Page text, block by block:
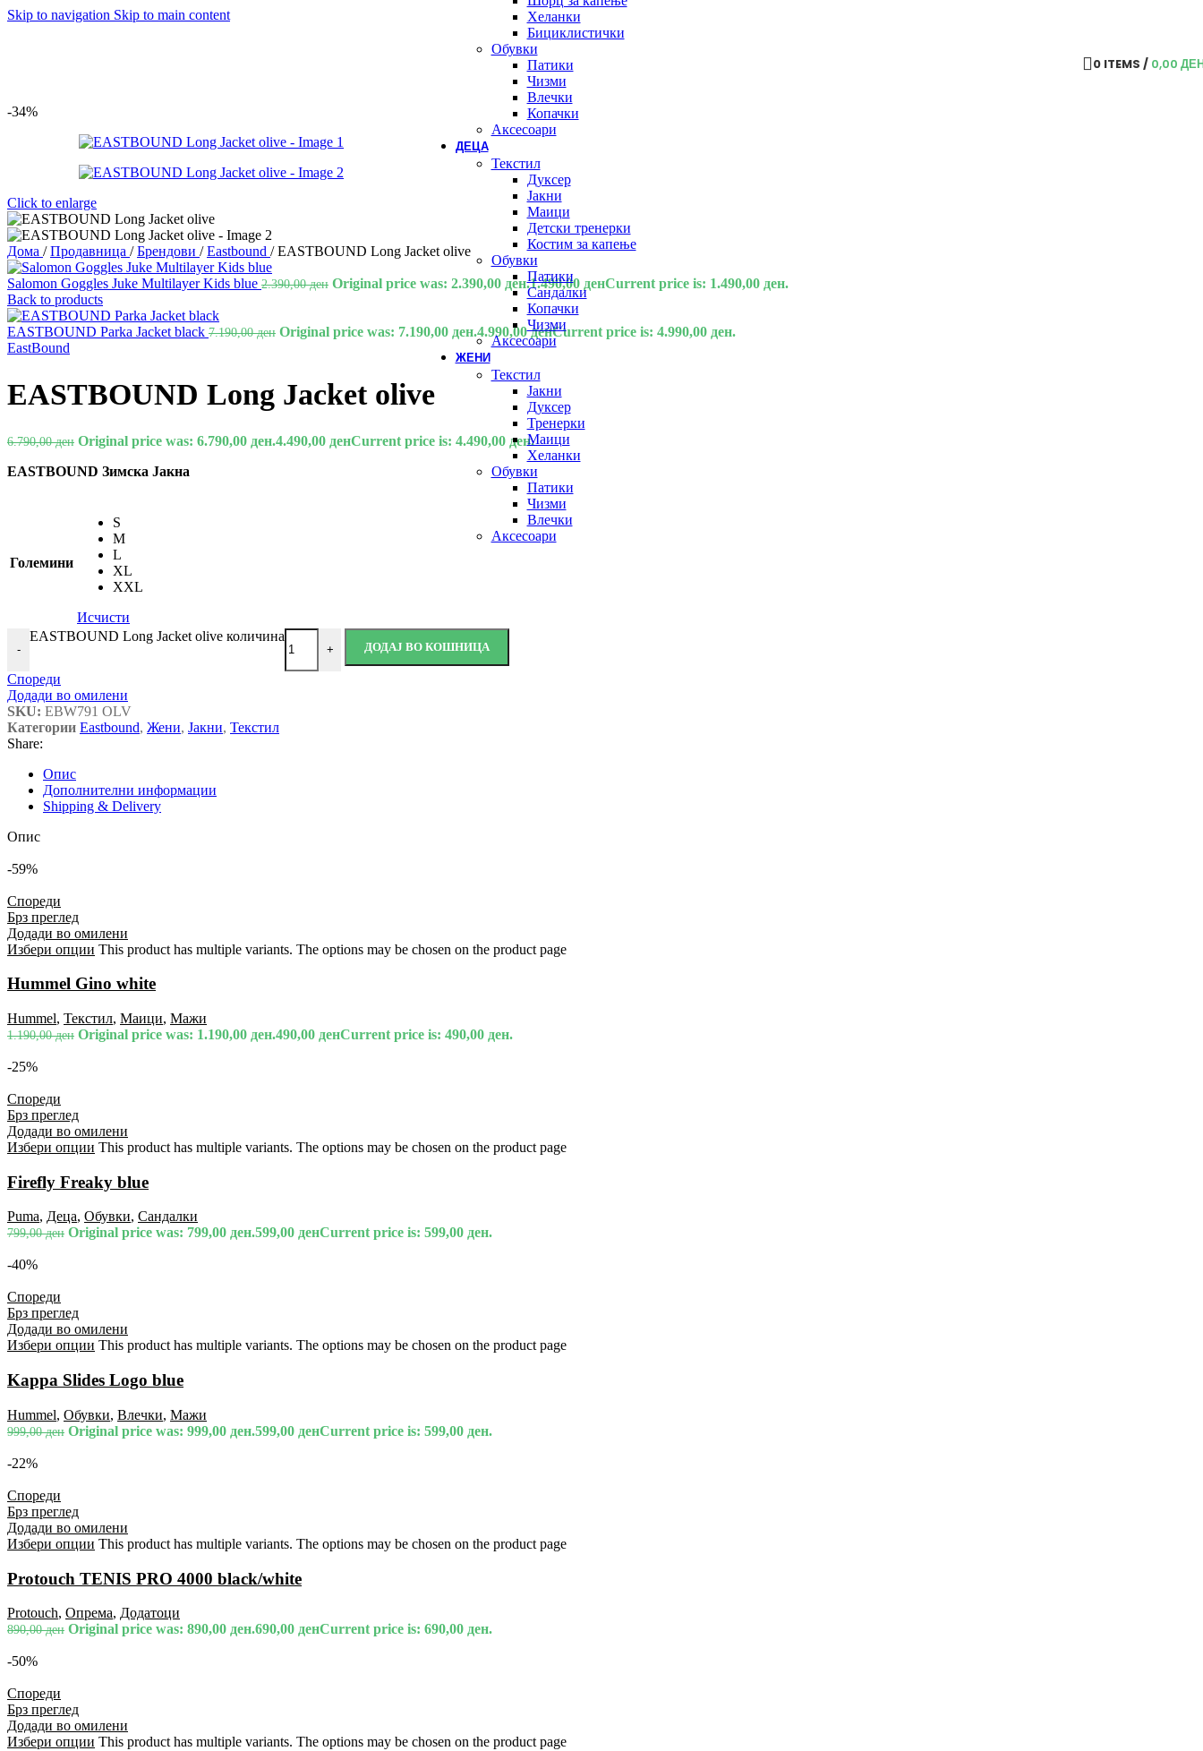
Skip to navigation Skip to main content
Хеланки
Бициклистички
Обувки
Патики
Чизми
Влечки
Копачки
Аксесоари
ДЕЦА
Текстил
Дуксер
Јакни
Маици
Детски тренерки
Костим за капење
Обувки
Патики
Сандалки
Копачки
Чизми
Аксесоари
ЖЕНИ
Текстил
Јакни
Дуксер
Тренерки
Маици
Хеланки
Обувки
Патики
Чизми
Влечки
Аксесоари
0 ITEMS / 0,00
-34%
Click to enlarge
Дома / Продавница / Брендови / Eastbound / EASTBOUND Long Jacket olive
Salomon Goggles Juke Multilayer Kids blue 2.390,00ден Original price was: 2.390,00 ден.1.490,00 денCurrent price is: 1.490,00 ден.
Back to products
EASTBOUND Parka Jacket black 7.190,00ден Original price was: 7.190,00 ден.4.990,00денCurrent price is: 4.990,00 ден.
EastBound
EASTBOUND Long Jacket olive
6.790,00ден Original price was: 6.790,00 ден.4.490,00 денCurrent price is: 4.490,00 ден.
EASTBOUND Зимска Јакна
Големини
S
M
L
XL
XXL
Исчисти
-
EASTBOUND Long Jacket olive количина
+ ДОДАЈ ВО КОШНИЦА
Спореди
Додади во омилени
SKU: EBW791 OLV
Категории Eastbound, Жени, Јакни, Текстил
Share:
Опис
Дополнителни информации
Shipping & Delivery
Опис
-59%
Спореди
Брз преглед
Додади во омилени
Избери опции This product has multiple variants. The options may be chosen on the product page
Hummel Gino white
Hummel, Текстил, Маици, Мажи
1.190,00ден Original price was: 1.190,00 ден.490,00 денCurrent price is: 490,00 ден.
-25%
Спореди
Брз преглед
Додади во омилени
Избери опции This product has multiple variants. The options may be chosen on the product page
Firefly Freaky blue
Puma, Деца, Обувки, Сандалки
799,00ден Original price was: 799,00 ден.599,00 денCurrent price is: 599,00 ден.
-40%
Спореди
Брз преглед
Додади во омилени
Избери опции This product has multiple variants. The options may be chosen on the product page
Kappa Slides Logo blue
Hummel, Обувки, Влечки, Мажи
999,00ден Original price was: 999,00 ден.599,00 денCurrent price is: 599,00 ден.
-22%
Спореди
Брз преглед
Додади во омилени
Избери опции This product has multiple variants. The options may be chosen on the product page
Protouch TENIS PRO 4000 black/white
Protouch, Опрема, Додатоци
890,00ден Original price was: 890,00 ден.690,00 денCurrent price is: 690,00 ден.
-50%
Спореди
Брз преглед
Додади во омилени
Избери опции This product has multiple variants. The options may be chosen on the product page